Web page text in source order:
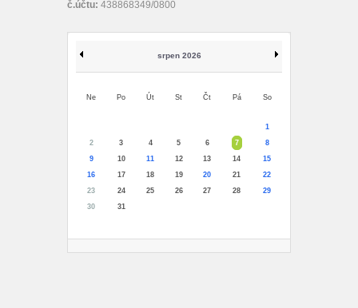
č.účtu: 438868349/0800
srpen 2026
Ne Po Út St Čt Pá So
1
2
3 4 5 6 7
8
9
10 11 12 13 14
15
16
17 18 19 20 21
22
23
24 25 26 27 28
29
30
31